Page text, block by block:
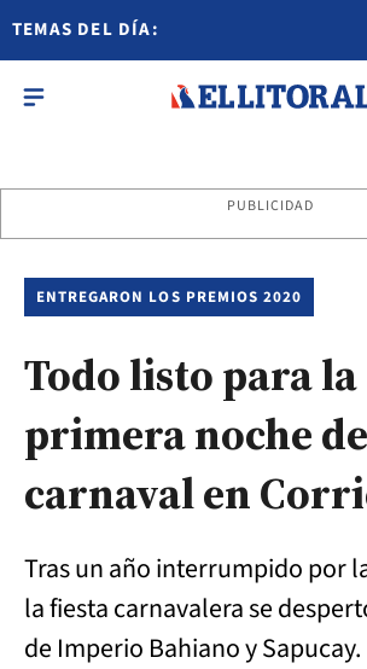
TEMAS DEL DÍA:
PUBLICIDAD
ENTREGARON LOS PREMIOS 2020
Todo listo para la
primera noche de
carnaval en
Tras un año interrumpido por
la fiesta carnavalera se
de Imperio Bahiano y Sapucay.